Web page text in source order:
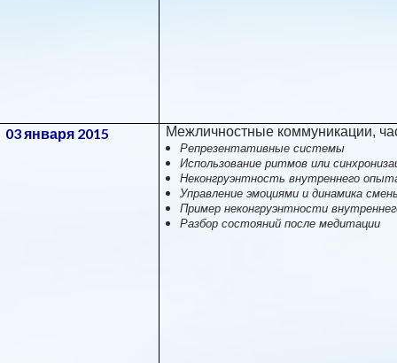
03 января 2015 Межличностные коммуникации,
Репрезентативные системы
Использование ритмов или
Неконгруэнтность внутреннего
Управление эмоциями и динамика
Пример неконгруэнтности
Разбор состояний после медитации